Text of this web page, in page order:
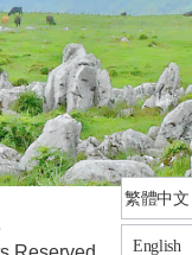
繁體中文
English